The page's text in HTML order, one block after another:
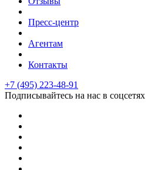
Пресс-центр
Агентам
Контакты
+7 (495) 223-48-91
Подписывайтесь на нас в соцсетях